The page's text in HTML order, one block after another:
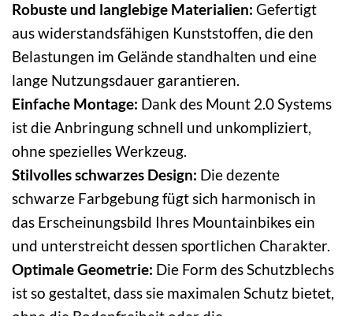
Robuste und langlebige Materialien: Gefertigt
aus widerstandsfähigen Kunststoffen, die den
Belastungen im Gelände standhalten und eine
lange Nutzungsdauer garantieren.
Einfache Montage: Dank des Mount 2.0 Systems
ist die Anbringung schnell und unkompliziert,
ohne spezielles Werkzeug.
Stilvolles schwarzes Design: Die dezente
schwarze Farbgebung fügt sich harmonisch in
das Erscheinungsbild Ihres Mountainbikes ein
und unterstreicht dessen sportlichen Charakter.
Optimale Geometrie: Die Form des Schutzblechs
ist so gestaltet, dass sie maximalen Schutz bietet,